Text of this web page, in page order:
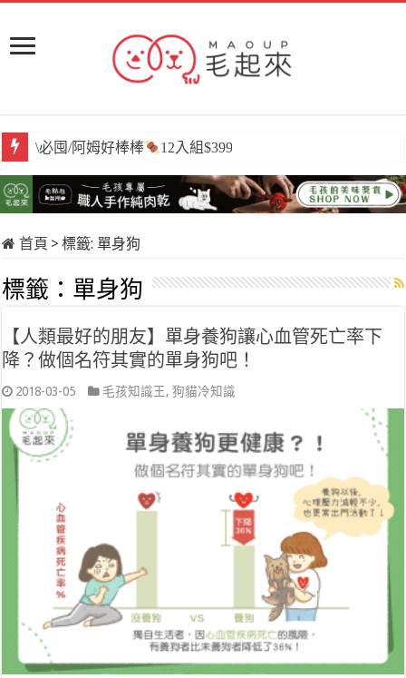
\必囤/阿姆好棒棒 12入組$399
首頁 > 標籤: 單身狗
標籤： 單身狗
【人類最好的朋友】單身養狗讓心血管死亡率下
降？做個名符其實的單身狗吧！
2018-03-05 毛孩知識王,狗貓冷知識